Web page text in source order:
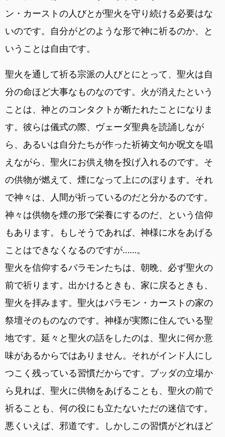
ン・カーストの人びとが聖火を守り続ける必要はな
いのです。自分がどのような形で神に祈るのか、と
いうことは自由です。
聖火を通して祈る宗派の人びとにとって、聖火は自
分の命ほど大事なものなのです。火が消えたという
ことは、神とのコンタクトが断たれたことになりま
す。彼らは儀式の際、ヴェーダ聖典を読誦しなが
ら、あるいは自分たちが作った祈祷文句か呪文を唱
えながら、聖火にお供え物を投げ入れるのです。そ
の供物が燃えて、煙になって上にのぼります。それ
で神々は、人間が祈っているのだと分かるのです。
神々は供物を煙の形で栄養にするのだ、という信仰
もあります。もしそうであれば、神様に水をあげる
ことはできなくなるのですが……。
聖火を信仰するバラモンたちは、朝晩、必ず聖火の
前で祈ります。出かけるときも、家に戻るときも、
聖火を拝みます。聖火はバラモン・カーストの家の
祭壇そのものなのです。神様が実際に住んでいる聖
地です。延々と聖火の話をしたのは、聖火に何か意
味があるからではありません。それがインド人にし
つこく残っている習慣だからです。ブッダの立場か
ら見れば、聖火に供物をあげることも、聖火の前で
祈ることも、何の役にも立たないただの迷信です。
悪くいえば、邪道です。しかしこの習慣がどれほど